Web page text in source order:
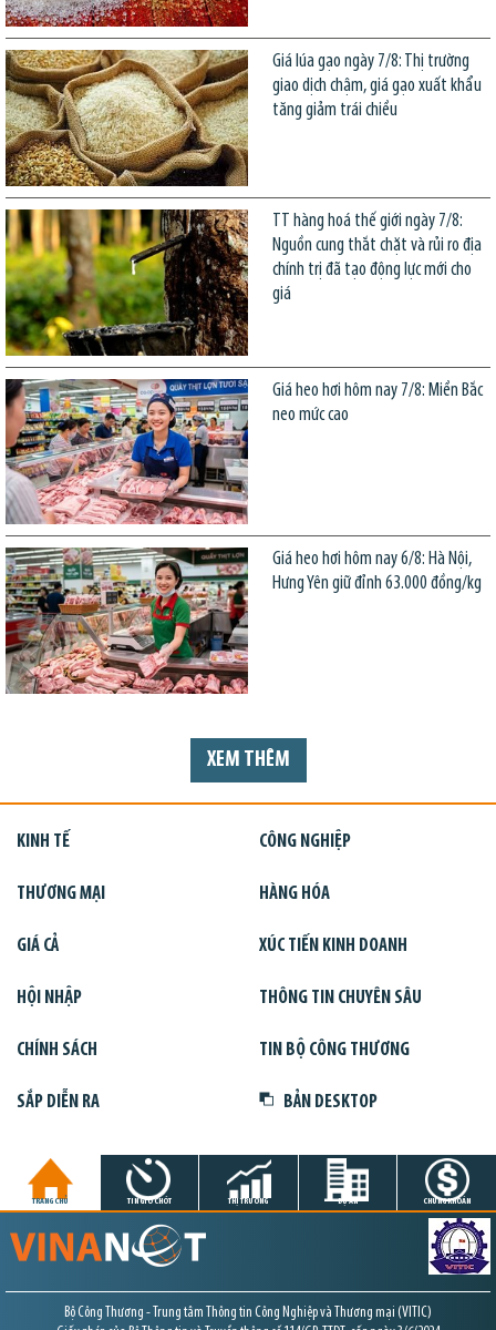
Giá lúa gạo ngày 7/8: Thị trường
giao dịch chậm, giá gạo xuất khẩu
tăng giảm trái chiều
TT hàng hoá thế giới ngày 7/8:
Nguồn cung thắt chặt và rủi ro địa
chính trị đã tạo động lực mới cho
giá
Giá heo hơi hôm nay 7/8: Miền Bắc
neo mức cao
Giá heo hơi hôm nay 6/8: Hà Nội,
Hưng Yên giữ đỉnh 63.000 đồng/kg
XEM THÊM
KINH TẾ CÔNG NGHIỆP
THƯƠNG MẠI HÀNG HÓA
GIÁ CẢ XÚC TIẾN KINH DOANH
HỘI NHẬP THÔNG TIN CHUYÊN SÂU
CHÍNH SÁCH TIN BỘ CÔNG THƯƠNG
SẮP DIỄN RA BẢN DESKTOP
TRANG CHỦ TIN GIỜ CHÓT THỊ TRƯỜNG DỰ ÁN CHỨNG KHOÁN
Bộ Công Thương - Trung tâm Thông tin Công Nghiệp và Thương mại (VITIC)